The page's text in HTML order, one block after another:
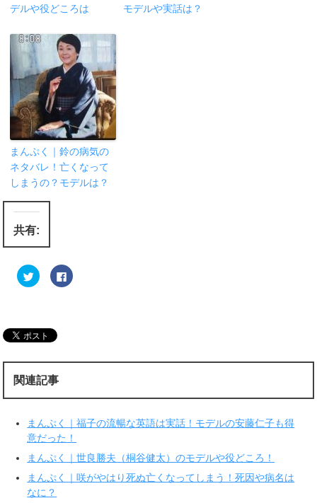
デルや役どころは
モデルや実話は？
まんぷく｜鈴の病気の
ネタバレ！亡くなって
しまうの？モデルは？
共有:
ク
リ
w
i
e
r
で
有
新
し
い
ウ
ィ
ン
ウ
で
開
F
a
す
ク
ッ
ク
し
て
く
だ
い
(
関連記事
まんぷく｜福子の流暢な英語は実話！モデルの安藤仁子も得
意だった！
まんぷく｜世良勝夫（桐谷健太）のモデルや役どころ！
まんぷく｜咲がやはり死ぬ亡くなってしまう！死因や病名は
なに？